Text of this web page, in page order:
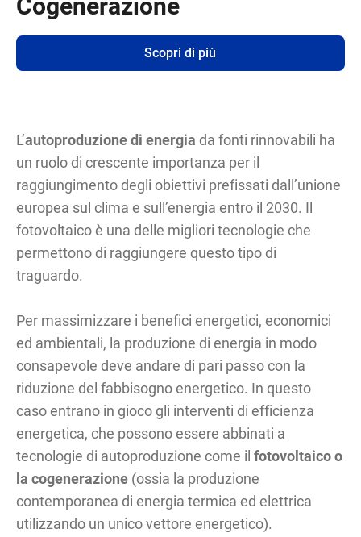
Cogenerazione
Scopri di più
L’autoproduzione di energia da fonti rinnovabili ha
un ruolo di crescente importanza per il
raggiungimento degli obiettivi prefissati dall’unione
europea sul clima e sull’energia entro il 2030. Il
fotovoltaico è una delle migliori tecnologie che
permettono di raggiungere questo tipo di
traguardo.
Per massimizzare i benefici energetici, economici
ed ambientali, la produzione di energia in modo
consapevole deve andare di pari passo con la
riduzione del fabbisogno energetico. In questo
caso entrano in gioco gli interventi di efficienza
energetica, che possono essere abbinati a
tecnologie di autoproduzione come ilfotovoltaico o
la cogenerazione (ossia la produzione
contemporanea di energia termica ed elettrica
utilizzando un unico vettore energetico).